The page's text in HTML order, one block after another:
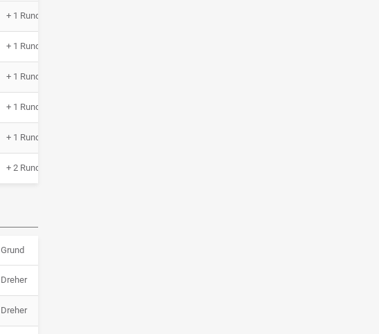
+ 1 Runde
+ 1 Runde
+ 1 Runde
+ 1 Runde
+ 1 Runde
+ 2 Runden
Grund
Dreher
Dreher